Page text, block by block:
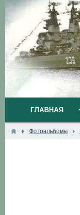
ГЛАВНАЯ
Фотоальбомы